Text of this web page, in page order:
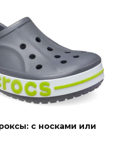
с носками или